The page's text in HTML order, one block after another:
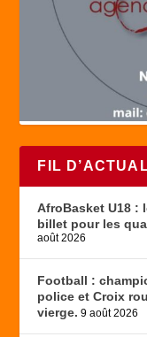
FIL
AfroBasket U18 :
billet pour les
août 2026
Football :
police et Croix
vierge. 9 août 2026